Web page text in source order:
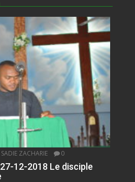
ZACHARIE 0
12-2018 Le disciple